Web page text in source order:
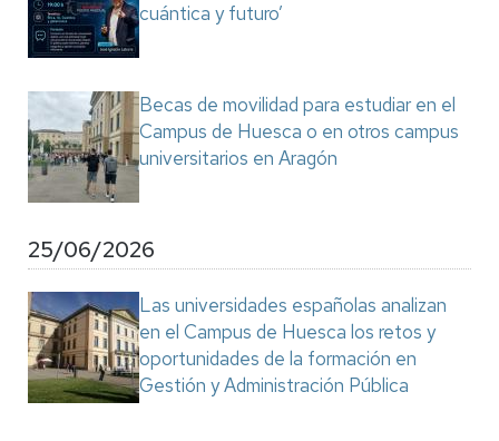
cuántica y futuro’
Becas de movilidad para estudiar en el
Campus de Huesca o en otros campus
universitarios en Aragón
25/06/2026
Las universidades españolas analizan
en el Campus de Huesca los retos y
oportunidades de la formación en
Gestión y Administración Pública